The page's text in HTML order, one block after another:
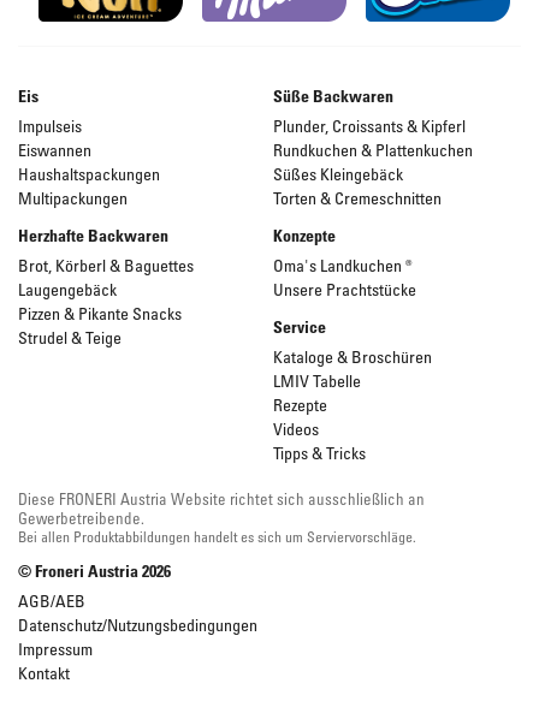
Eis
Impulseis
Eiswannen
Haushaltspackungen
Multipackungen
Süße Backwaren
Plunder, Croissants & Kipferl
Rundkuchen & Plattenkuchen
Süßes Kleingebäck
Torten & Cremeschnitten
Herzhafte Backwaren
Brot, Körberl & Baguettes
Laugengebäck
Pizzen & Pikante Snacks
Strudel & Teige
Konzepte
Oma's Landkuchen ®
Unsere Prachtstücke
Service
Kataloge & Broschüren
LMIV Tabelle
Rezepte
Videos
Tipps & Tricks
Diese FRONERI Austria Website richtet sich ausschließlich an
Gewerbetreibende.
Bei allen Produktabbildungen handelt es sich um Serviervorschläge.
© Froneri Austria2026
AGB/AEB
Datenschutz/Nutzungsbedingungen
Impressum
Kontakt